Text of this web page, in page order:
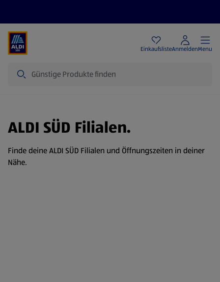
EinkaufslisteAnmeldenMenu
ALDI SÜD Filialen.
Finde deine ALDI SÜD Filialen und Öffnungszeiten in deiner
Nähe.